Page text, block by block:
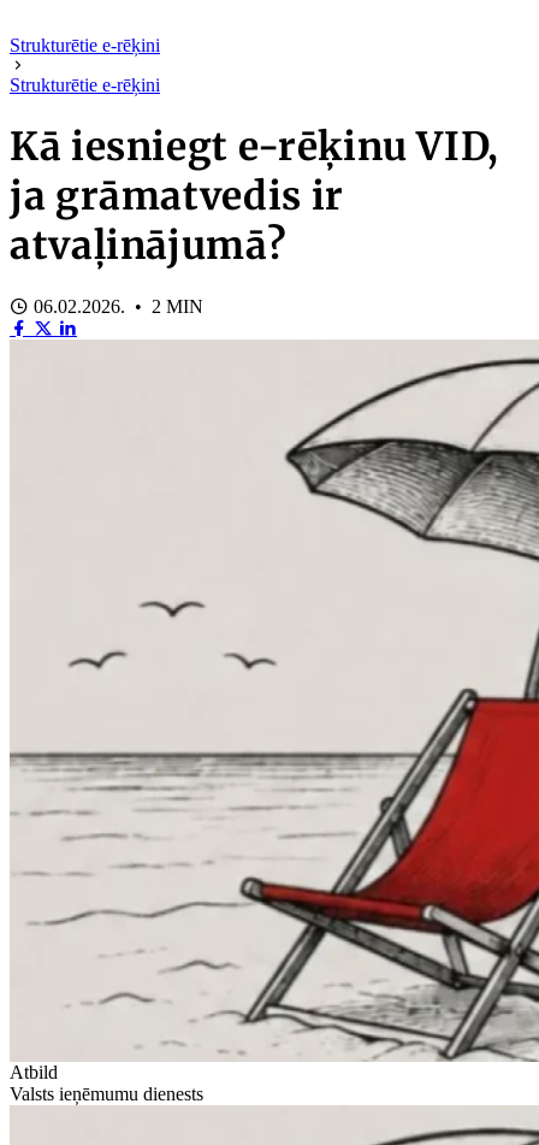
Strukturētie e-rēķini
Strukturētie e-rēķini
Kā iesniegt e-rēķinu VID,
ja grāmatvedis ir
atvaļinājumā?
06.02.2026. • 2 MIN
Atbild
Valsts ieņēmumu dienests